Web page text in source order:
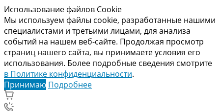
Использование файлов Cookie
Мы используем файлы cookie, разработанные нашими
специалистами и третьими лицами, для анализа
событий на нашем веб-сайте. Продолжая просмотр
страниц нашего сайта, вы принимаете условия его
использования. Более подробные сведения смотрите
в Политике конфиденциальности.
Принимаю Подробнее